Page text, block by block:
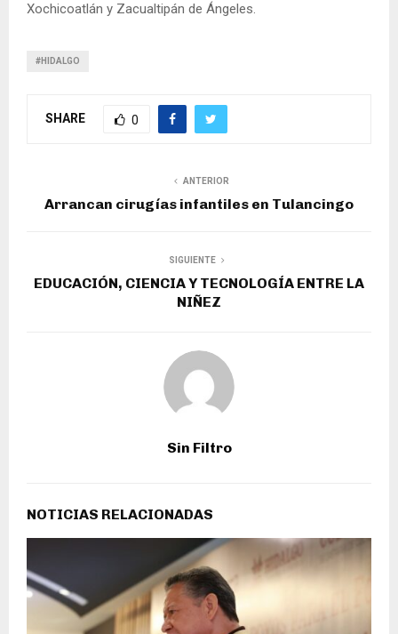
Xochicoatlán y Zacualtipán de Ángeles.
#HIDALGO
SHARE 0
ANTERIOR
Arrancan cirugías infantiles en Tulancingo
SIGUIENTE
EDUCACIÓN, CIENCIA Y TECNOLOGÍA ENTRE LA
NIÑEZ
Sin Filtro
NOTICIAS RELACIONADAS